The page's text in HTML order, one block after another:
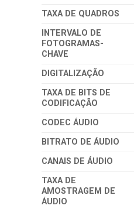
TAXA DE QUADROS
INTERVALO DE
FOTOGRAMAS-
CHAVE
DIGITALIZAÇÃO
TAXA DE BITS DE
CODIFICAÇÃO
CODEC ÁUDIO
BITRATO DE ÁUDIO
CANAIS DE ÁUDIO
TAXA DE
AMOSTRAGEM DE
ÁUDIO